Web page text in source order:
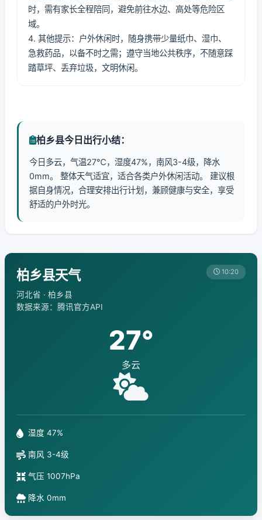
时，需有家长全程陪同，避免前往水边、高处等危险区
域。
4. 其他提示：户外休闲时，随身携带少量纸巾、湿巾、
急救药品，以备不时之需；遵守当地公共秩序，不随意踩
踏草坪、丢弃垃圾，文明休闲。
柏乡县今日出行小结：
今日多云，气温27℃，湿度47%，南风3-4级，降水
0mm。 整体天气适宜，适合各类户外休闲活动。 建议根
据自身情况，合理安排出行计划，兼顾健康与安全，享受
舒适的户外时光。
柏乡县天气
河北省 · 柏乡县
数据来源：腾讯官方API
10:20
27°
多云
湿度 47%
南风 3-4级
气压 1007hPa
降水 0mm